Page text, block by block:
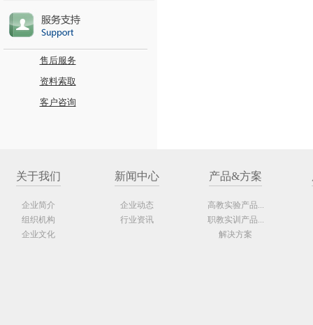
售后服务
资料索取
客户咨询
关于我们
企业简介
组织机构
企业文化
新闻中心
企业动态
行业资讯
产品&方案
高教实验产品...
职教实训产品...
解决方案